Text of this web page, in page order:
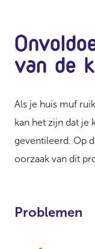
van de
Als je huis muf
kan het zijn dat
geventileerd. Op
oorzaak van dit
Problemen